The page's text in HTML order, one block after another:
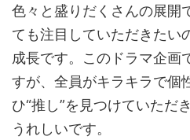
色々と盛りだくさんの展開
ても注目していただきたい
成長です。このドラマ企画
すが、全員がキラキラで個
ひ“推し”を見つけていただ
うれしいです。